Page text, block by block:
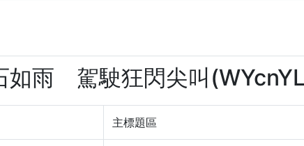
如雨 駕駛狂閃尖叫
主標題區